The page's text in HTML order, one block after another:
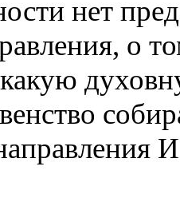
нет
о